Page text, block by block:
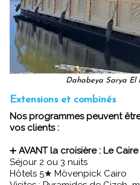
Dahabeya Sarya El
Extensions et combinés
Nos programmes peuvent être enrichis selon les envies de
vos clients :
➕ AVANT la croisière : Le Caire
Séjour 2 ou 3 nuits
Hôtels 5★ Mövenpick Cairo